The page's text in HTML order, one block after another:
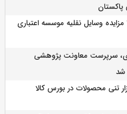
پاکستان
آگهی شماره 2 مزایده وسایل نقلیه موسسه اعتباری
سرپرست معاونت پژوهشی
شد